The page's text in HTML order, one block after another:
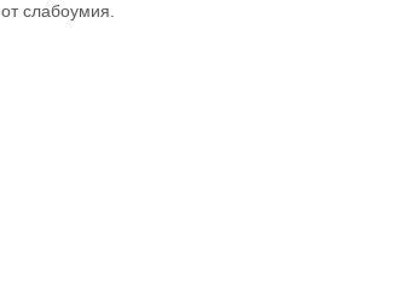
от слабоумия.